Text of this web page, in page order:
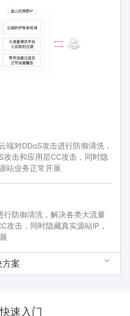
端对DDoS攻击进行防御清洗，
攻击和应用层CC攻击，同时隐
站业务正常开展
行防御清洗，解决各类大流量
攻击，同时隐藏真实源站IP，
方案 
快速入门